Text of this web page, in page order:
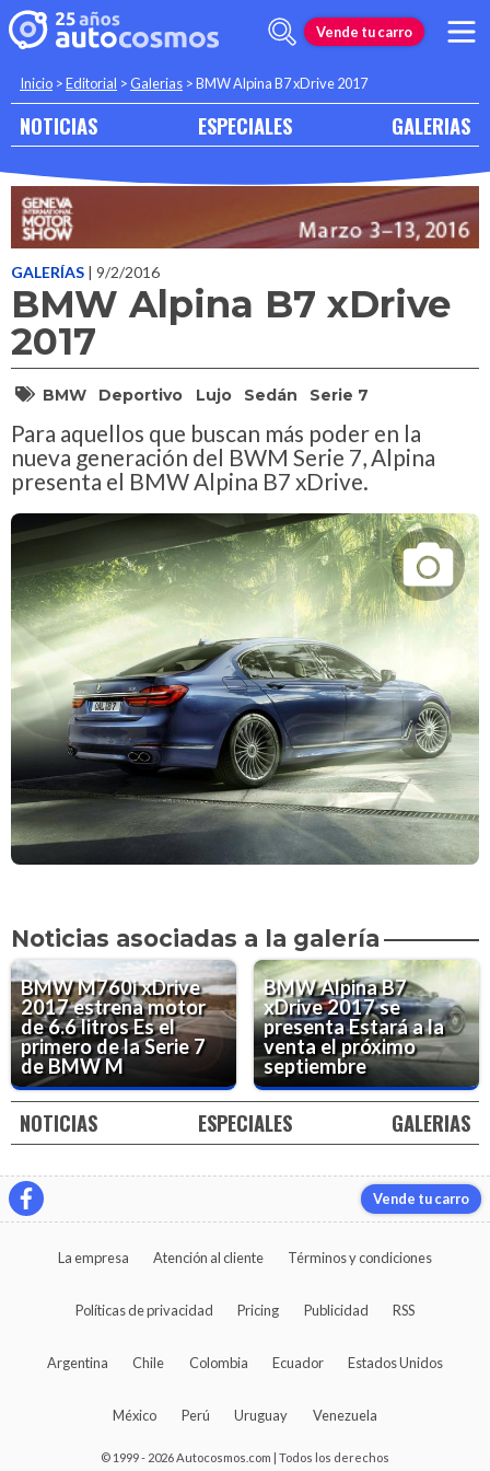
Vende tu carro
Inicio >Editorial >Galerias >BMW Alpina B7 xDrive 2017
NOTICIAS ESPECIALES GALERIAS
GALERÍAS | 9/2/2016
BMW Alpina B7 xDrive
2017
BMW Deportivo Lujo Sedán Serie 7
Para aquellos que buscan más poder en la
nueva generación del BWM Serie 7, Alpina
presenta el BMW Alpina B7 xDrive.
Noticias asociadas a la galería
BMW M760i xDrive
2017 estrena motor
de 6.6 litrosEs el
primero de la Serie 7
de BMW M
BMW Alpina B7
xDrive 2017 se
presentaEstará a la
venta el próximo
septiembre
NOTICIAS ESPECIALES GALERIAS
Vende tu carro
La empresa Atención al cliente Términos y condiciones
Políticas de privacidad Pricing Publicidad RSS
Argentina Chile Colombia Ecuador Estados Unidos
México Perú Uruguay Venezuela
© 1999 - 2026 Autocosmos.com | Todos los derechos